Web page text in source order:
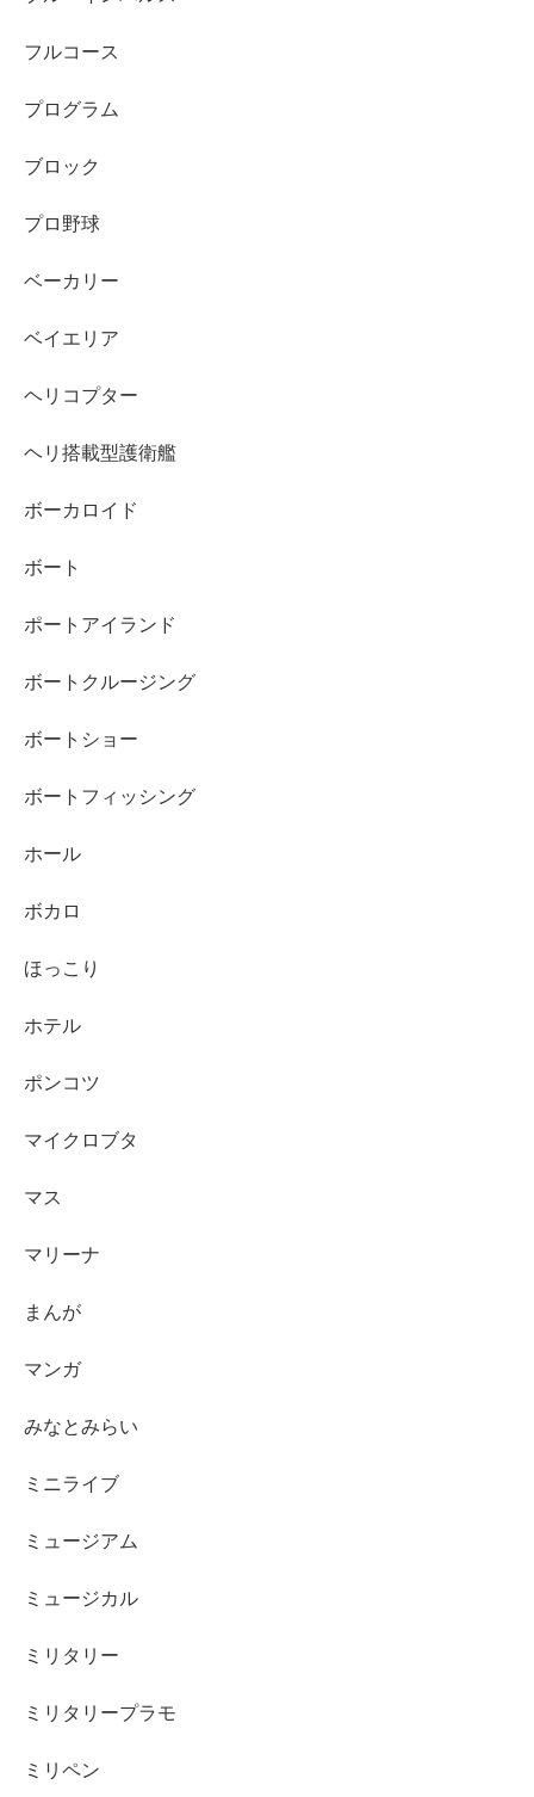
フルコース
プログラム
ブロック
プロ野球
ベーカリー
ベイエリア
ヘリコプター
ヘリ搭載型護衛艦
ボーカロイド
ボート
ポートアイランド
ボートクルージング
ボートショー
ボートフィッシング
ホール
ボカロ
ほっこり
ホテル
ポンコツ
マイクロブタ
マス
マリーナ
まんが
マンガ
みなとみらい
ミニライブ
ミュージアム
ミュージカル
ミリタリー
ミリタリープラモ
ミリペン